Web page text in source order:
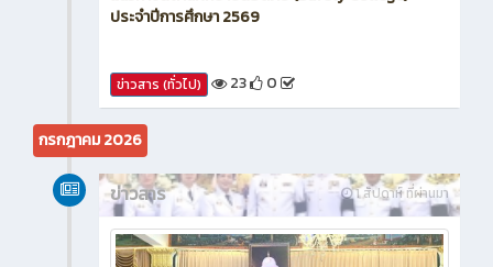
กรกฎาคม 2026
ข่าวสาร